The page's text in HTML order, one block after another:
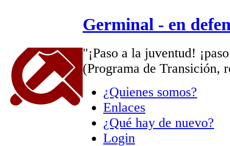
Germinal - en
"¡Paso a la juventud!
(Programa de Transición,
¿Quienes somos?
Enlaces
¿Qué hay de nuevo?
Login